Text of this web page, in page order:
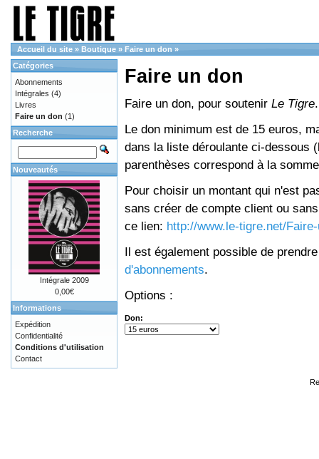
Accueil du site » Boutique » Faire un don »
Faire un don
Faire un don, pour soutenir Le Tigre.
Le don minimum est de 15 euros,
dans la liste déroulante ci-dessous
parenthèses correspond à la
Pour choisir un montant qui n'est
sans créer de compte client ou
ce lien: http://www.le-tigre.net/
Il est également possible de
d'abonnements.
Options :
Don:
Catégories
Abonnements
Intégrales (4)
Livres
Faire un don (1)
Recherche
Nouveautés
Intégrale 2009
0,00€
Informations
Expédition
Confidentialité
Conditions d'utilisation
Contact